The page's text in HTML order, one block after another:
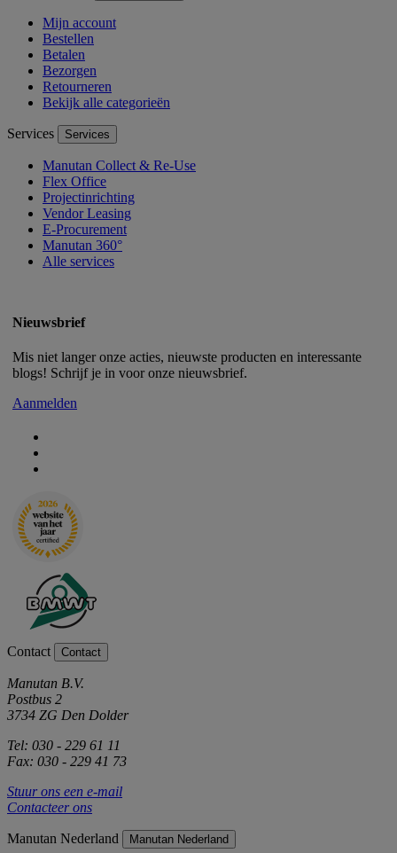
Mijn account
Bestellen
Betalen
Bezorgen
Retourneren
Bekijk alle categorieën
Services Services
Manutan Collect & Re-Use
Flex Office
Projectinrichting
Vendor Leasing
E-Procurement
Manutan 360°
Alle services
Nieuwsbrief
Mis niet langer onze acties, nieuwste producten en interessante
blogs! Schrijf je in voor onze nieuwsbrief.
Aanmelden
Contact Contact
Manutan B.V.
Postbus 2
3734 ZG Den Dolder
Tel: 030 - 229 61 11
Fax: 030 - 229 41 73
Stuur ons een e-mail
Contacteer ons
Manutan Nederland Manutan Nederland